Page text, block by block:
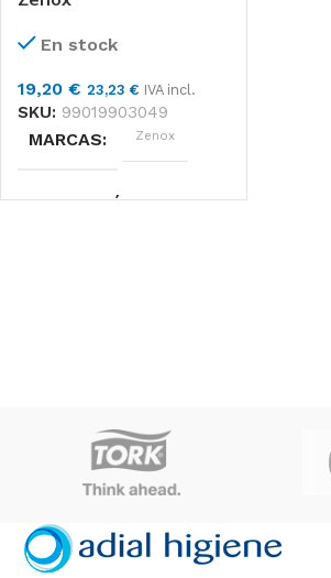
En stock
19,20 € 23,23 € IVA incl.
SKU: 99019903049
MARCAS Zenox
APLICACIÓN